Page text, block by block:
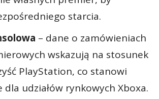
starcia.
– dane o zamówieniach
wskazują na stosunek
PlayStation, co stanowi
dla udziałów rynkowych Xboxa.